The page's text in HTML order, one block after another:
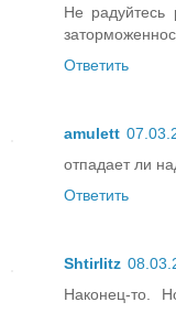
Не радуйтесь
Ответить
amulett
отпадает ли
Ответить
Shtirlitz
Наконец-то.